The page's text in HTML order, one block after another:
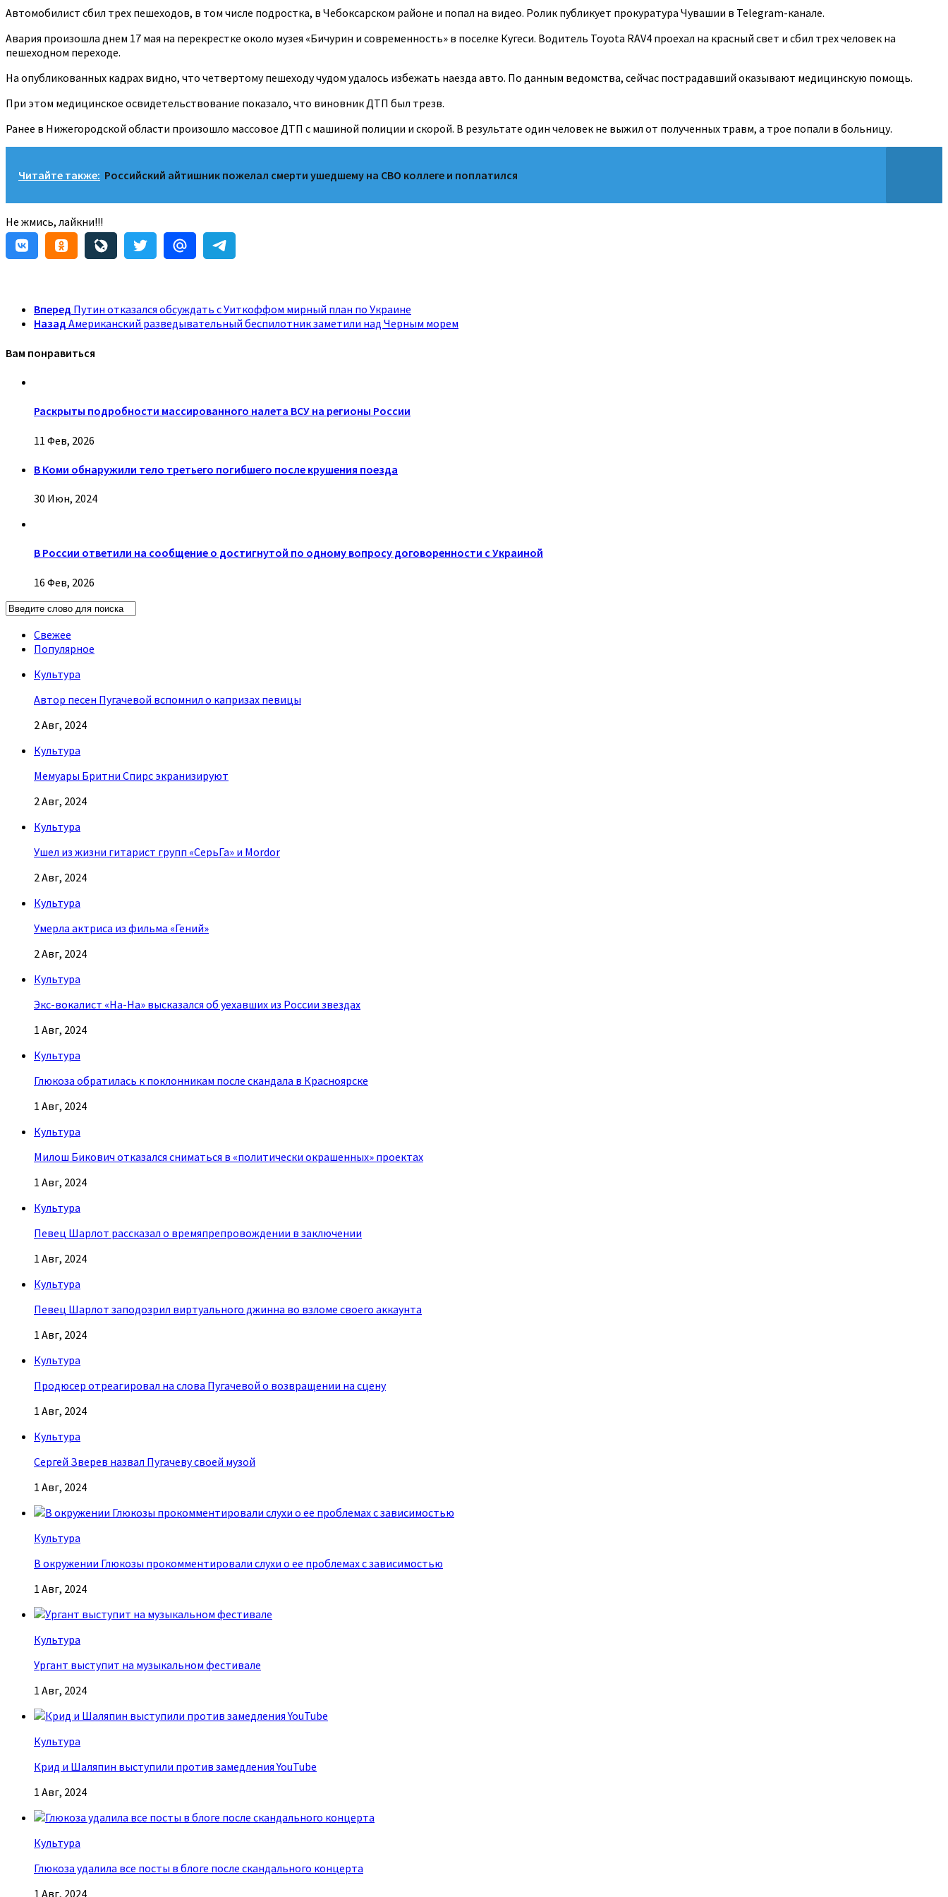
Автомобилист сбил трех пешеходов, в том числе подростка, в Чебоксарском районе и попал на видео. Ролик публикует прокуратура Чувашии в Telegram-канале.
Авария произошла днем 17 мая на перекрестке около музея «Бичурин и современность» в поселке Кугеси. Водитель Toyota RAV4 проехал на красный свет и сбил трех человек на
пешеходном переходе.
На опубликованных кадрах видно, что четвертому пешеходу чудом удалось избежать наезда авто. По данным ведомства, сейчас пострадавший оказывают медицинскую помощь.
При этом медицинское освидетельствование показало, что виновник ДТП был трезв.
Ранее в Нижегородской области произошло массовое ДТП с машиной полиции и скорой. В результате один человек не выжил от полученных травм, а трое попали в больницу.
Читайте также: Российский айтишник пожелал смерти ушедшему на СВО коллеге и поплатился
Не жмись, лайкни!!!
Вперед Путин отказался обсуждать с Уиткоффом мирный план по Украине
Назад Американский разведывательный беспилотник заметили над Черным морем
Вам понравиться
Раскрыты подробности массированного налета ВСУ на регионы России
11 Фев, 2026
В Коми обнаружили тело третьего погибшего после крушения поезда
30 Июн, 2024
В России ответили на сообщение о достигнутой по одному вопросу договоренности с Украиной
16 Фев, 2026
Свежее
Популярное
Культура
Автор песен Пугачевой вспомнил о капризах певицы
2 Авг, 2024
Культура
Мемуары Бритни Спирс экранизируют
2 Авг, 2024
Культура
Ушел из жизни гитарист групп «СерьГа» и Mordor
2 Авг, 2024
Культура
Умерла актриса из фильма «Гений»
2 Авг, 2024
Культура
Экс-вокалист «На-На» высказался об уехавших из России звездах
1 Авг, 2024
Культура
Глюкоза обратилась к поклонникам после скандала в Красноярске
1 Авг, 2024
Культура
Милош Бикович отказался сниматься в «политически окрашенных» проектах
1 Авг, 2024
Культура
Певец Шарлот рассказал о времяпрепровождении в заключении
1 Авг, 2024
Культура
Певец Шарлот заподозрил виртуального джинна во взломе своего аккаунта
1 Авг, 2024
Культура
Продюсер отреагировал на слова Пугачевой о возвращении на сцену
1 Авг, 2024
Культура
Сергей Зверев назвал Пугачеву своей музой
1 Авг, 2024
Культура
В окружении Глюкозы прокомментировали слухи о ее проблемах с зависимостью
1 Авг, 2024
Культура
Ургант выступит на музыкальном фестивале
1 Авг, 2024
Культура
Крид и Шаляпин выступили против замедления YouTube
1 Авг, 2024
Культура
Глюкоза удалила все посты в блоге после скандального концерта
1 Авг, 2024